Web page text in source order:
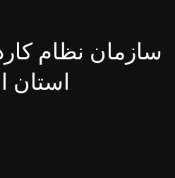
سازمان نظام
استان